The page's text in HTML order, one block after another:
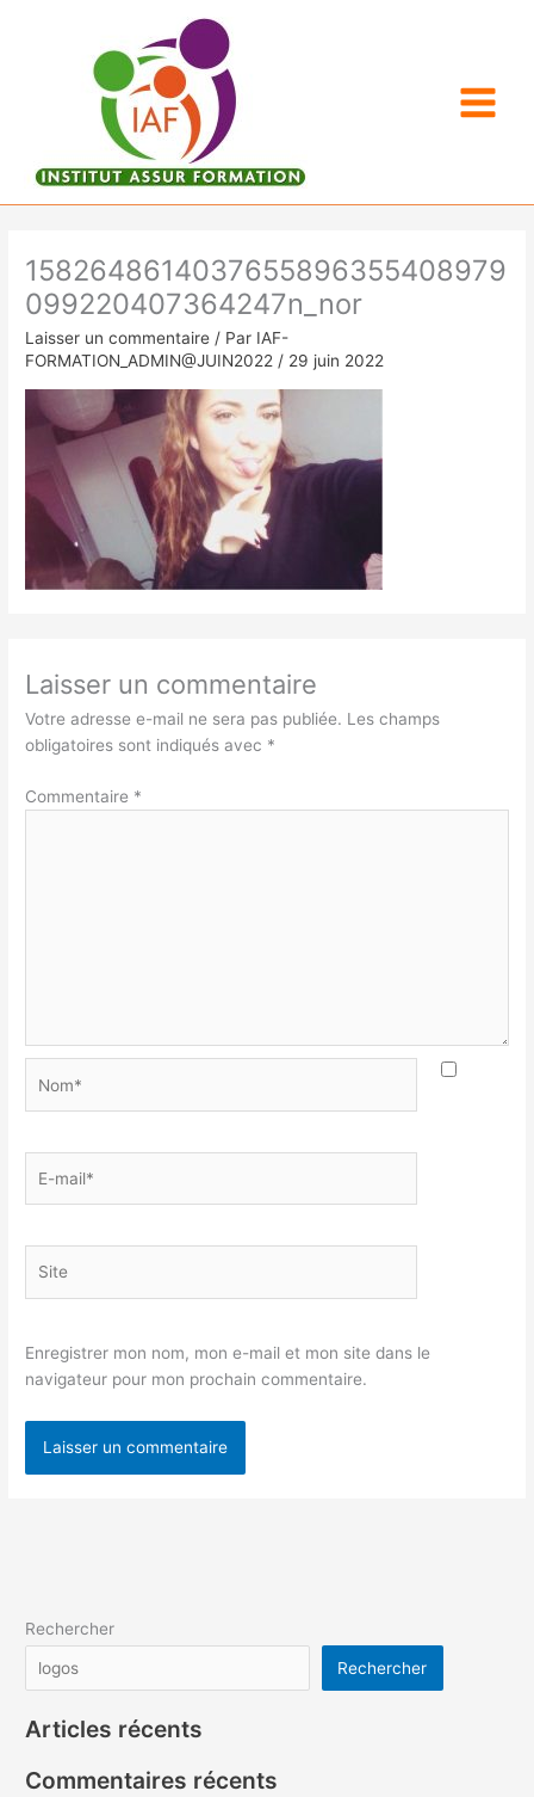
1582648614037655896355408979
099220407364247n_nor
Laisser un commentaire / Par IAF-
FORMATION_ADMIN@JUIN2022 / 29 juin 2022
Laisser un commentaire
Votre adresse e-mail ne sera pas publiée. Les champs
obligatoires sont indiqués avec *
Commentaire *
mail*
Enregistrer mon nom, mon e-mail et mon site dans le
navigateur pour mon prochain commentaire.
Rechercher
Rechercher
Articles récents
Commentaires récents